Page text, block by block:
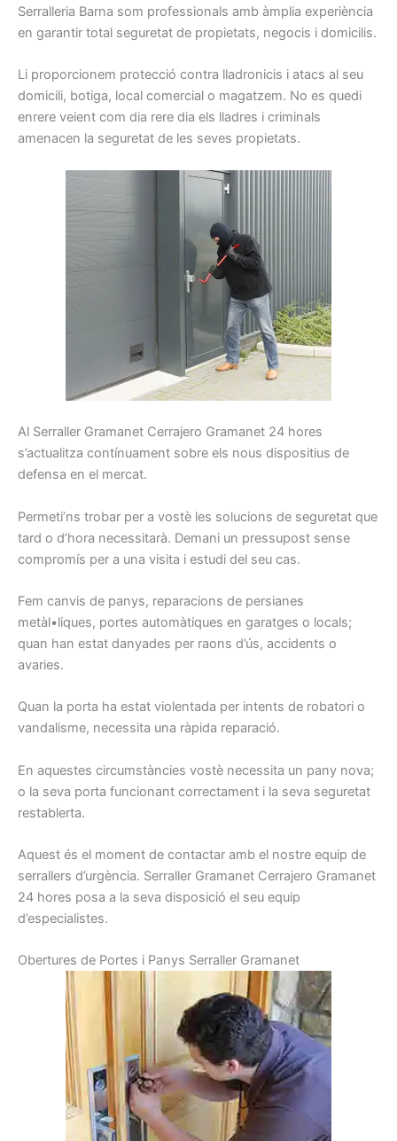
Serralleria Barna som professionals amb àmplia experiència
en garantir total seguretat de propietats, negocis i domicilis.
Li proporcionem protecció contra lladronicis i atacs al seu
domicili, botiga, local comercial o magatzem. No es quedi
enrere veient com dia rere dia els lladres i criminals
amenacen la seguretat de les seves propietats.
Al Serraller Gramanet Cerrajero Gramanet 24 hores
s’actualitza contínuament sobre els nous dispositius de
defensa en el mercat.
Permeti’ns trobar per a vostè les solucions de seguretat que
tard o d’hora necessitarà. Demani un pressupost sense
compromís per a una visita i estudi del seu cas.
Fem canvis de panys, reparacions de persianes
metàl•liques, portes automàtiques en garatges o locals;
quan han estat danyades per raons d’ús, accidents o
avaries.
Quan la porta ha estat violentada per intents de robatori o
vandalisme, necessita una ràpida reparació.
En aquestes circumstàncies vostè necessita un pany nova;
o la seva porta funcionant correctament i la seva seguretat
restablerta.
Aquest és el moment de contactar amb el nostre equip de
serrallers d’urgència. Serraller Gramanet Cerrajero Gramanet
24 hores posa a la seva disposició el seu equip
d’especialistes.
Obertures de Portes i Panys Serraller Gramanet